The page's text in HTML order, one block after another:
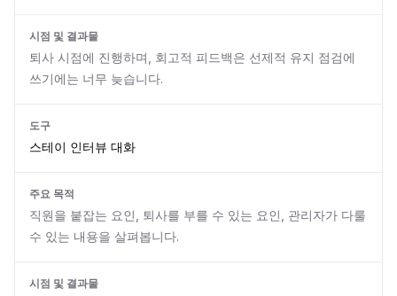
시점 및 결과물
퇴사 시점에 진행하며, 회고적 피드백은 선제적 유지 점검에
쓰기에는 너무 늦습니다.
도구
스테이 인터뷰 대화
주요 목적
직원을 붙잡는 요인, 퇴사를 부를 수 있는 요인, 관리자가 다룰
수 있는 내용을 살펴봅니다.
시점 및 결과물